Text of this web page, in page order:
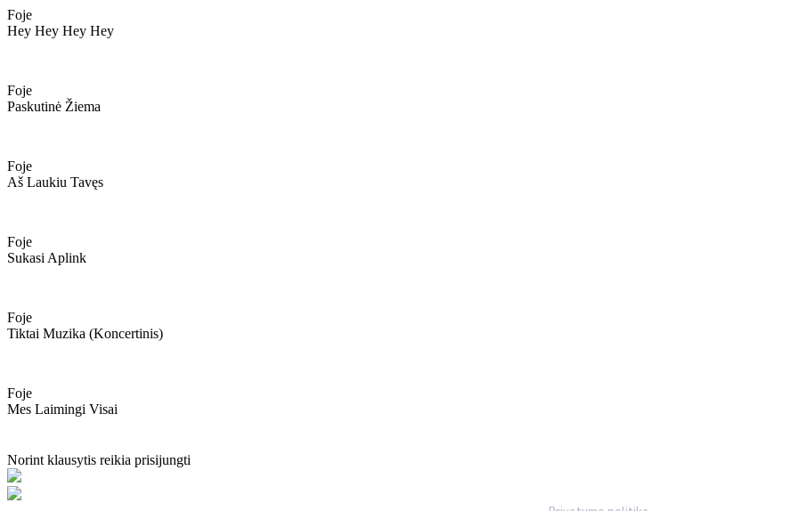
Foje
Hey Hey Hey Hey
Foje
Paskutinė Žiema
Foje
Aš Laukiu Tavęs
Foje
Sukasi Aplink
Foje
Tiktai Muzika (koncertinis)
Foje
Mes Laimingi Visai
Norint klausytis reikia prisijungti